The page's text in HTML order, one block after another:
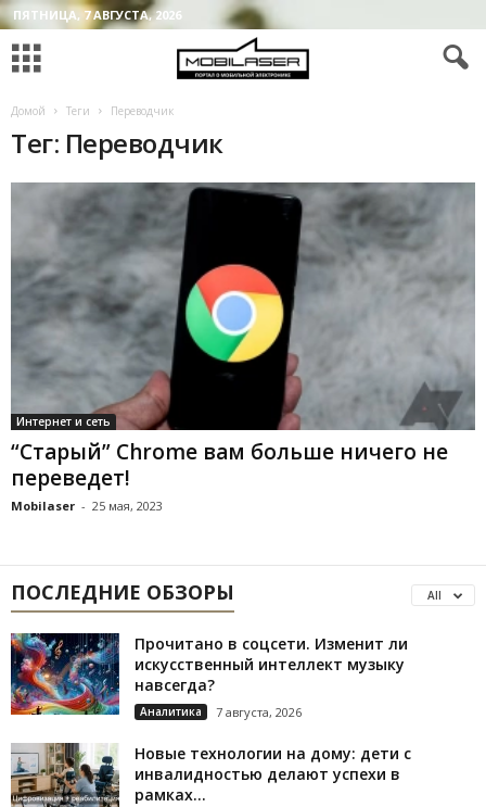
ПЯТНИЦА, 7 АВГУСТА, 2026
Домой Теги Переводчик
Тег: Переводчик
Интернет и сеть
“Старый” Chrome вам больше ничего не
переведет!
Mobilaser - 25 мая, 2023
ПОСЛЕДНИЕ ОБЗОРЫ All
Прочитано в соцсети. Изменит ли
искусственный интеллект музыку
навсегда?
Аналитика 7 августа, 2026
Новые технологии на дому: дети с
инвалидностью делают успехи в
рамках...